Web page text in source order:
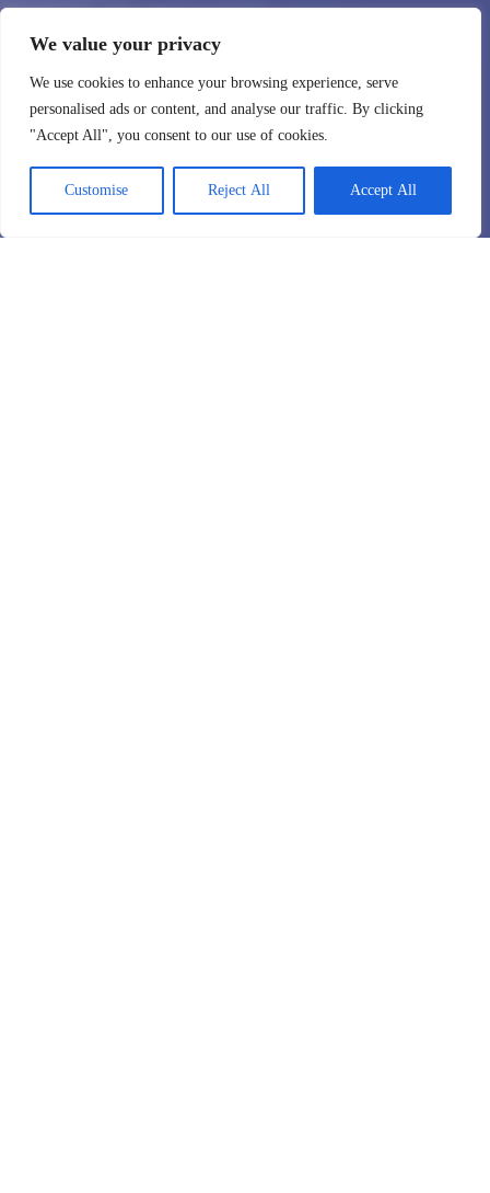
We value your privacy
We use cookies to enhance your browsing experience, serve
personalised ads or content, and analyse our traffic. By clicking
"Accept All", you consent to our use of cookies.
Customise Reject All Accept All